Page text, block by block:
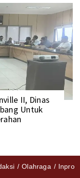
II, Dinas
Untuk
Olahraga Inpro